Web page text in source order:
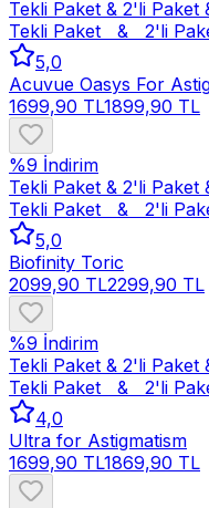
Tekli Paket & 2'li Paket
Tekli Paket   &   2'li
5,0
Acuvue Oasys For
1699,90 TL1899,90 TL
%9 İndirim
Tekli Paket & 2'li Paket
Tekli Paket   &   2'li
5,0
Biofinity Toric
2099,90 TL2299,90 TL
%9 İndirim
Tekli Paket & 2'li Paket
Tekli Paket   &   2'li
4,0
Ultra for Astigmatism
1699,90 TL1869,90 TL